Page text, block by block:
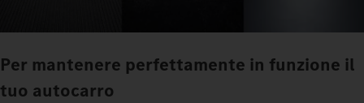
Per mantenere perfettamente in funzione il
tuo autocarro